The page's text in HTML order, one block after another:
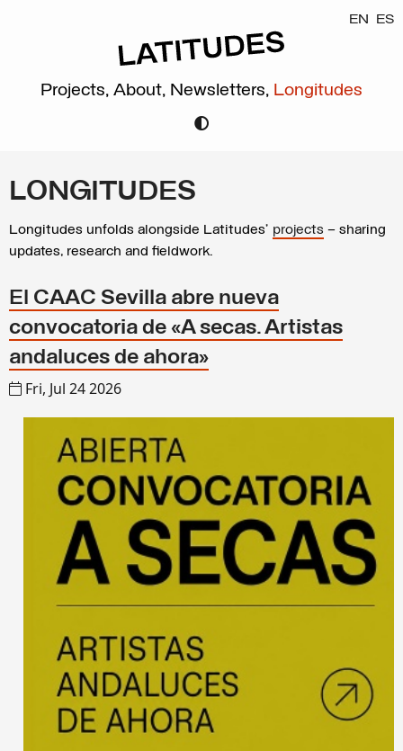
EN ES
Projects, About, Newsletters, Longitudes
LONGITUDES
Longitudes unfolds alongside Latitudes’ projects – sharing
updates, research and fieldwork.
El CAAC Sevilla abre nueva
convocatoria de «A secas. Artistas
andaluces de ahora»
Fri, Jul 24 2026